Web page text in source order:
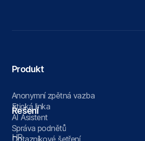
Produkt
Anonymní zpětná vazba
Etická linka
AI Asistent
Správa podnětů
Dotazníkové šetření
Řešení
HR